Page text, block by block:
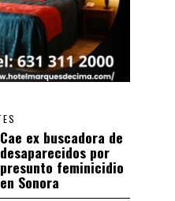
Cae ex buscadora de
desaparecidos por
presunto feminicidio
en Sonora